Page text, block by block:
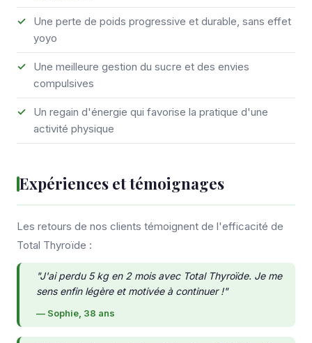
Une perte de poids progressive et durable, sans effet
yoyo
Une meilleure gestion du sucre et des envies
compulsives
Un regain d'énergie qui favorise la pratique d'une
activité physique
Expériences et témoignages
Les retours de nos clients témoignent de l'efficacité de
Total Thyroïde :
"J'ai perdu 5 kg en 2 mois avec Total Thyroïde. Je me
sens enfin légère et motivée à continuer !"
— Sophie, 38 ans